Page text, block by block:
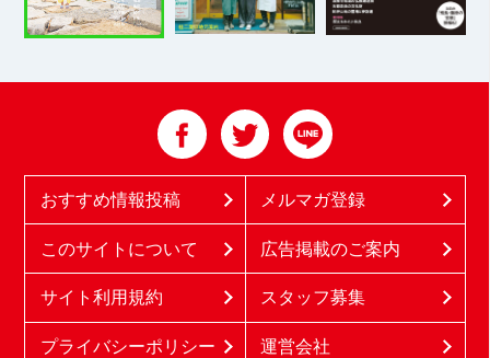
おすすめ情報投稿 メルマガ登録
このサイトについて 広告掲載のご案内
サイト利用規約 スタッフ募集
プライバシーポリシー 運営会社